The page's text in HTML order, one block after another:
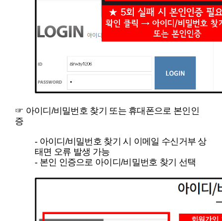
☞ 아이디/비밀번호 찾기 또는 휴대폰으로 본인인
증
- 아이디/비밀번호 찾기 시 이메일 수신거부 상
태면 오류 발생 가능
- 본인 인증으로 아이디/비밀번호 찾기 선택